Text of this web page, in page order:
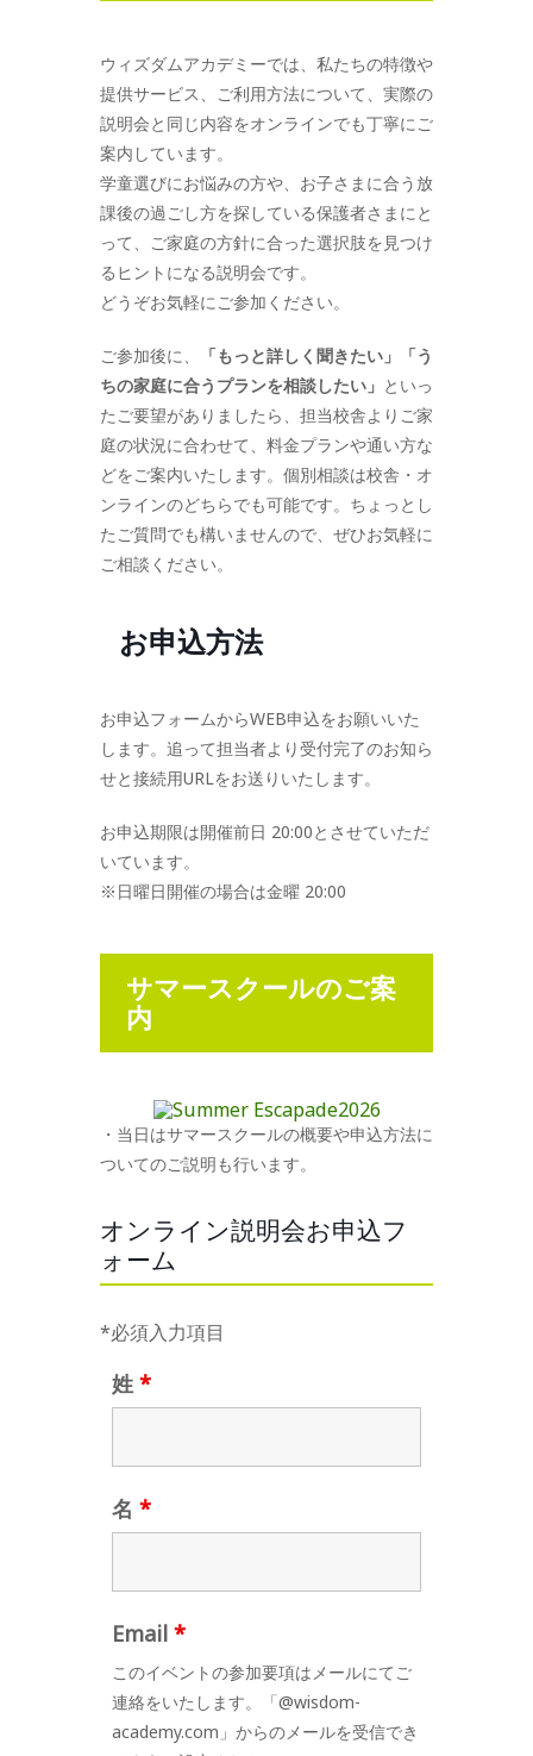
ウィズダムアカデミーでは、私たちの特徴や
提供サービス、ご利用方法について、実際の
説明会と同じ内容をオンラインでも丁寧にご
案内しています。
学童選びにお悩みの方や、お子さまに合う放
課後の過ごし方を探している保護者さまにと
って、ご家庭の方針に合った選択肢を見つけ
るヒントになる説明会です。
どうぞお気軽にご参加ください。
ご参加後に、
「もっと詳しく聞きたい」「う
ちの家庭に合うプランを相談したい」 といっ
たご要望がありましたら、担当校舎よりご家
庭の状況に合わせて、料金プランや通い方な
どをご案内いたします。個別相談は校舎・オ
ンラインのどちらでも可能です。ちょっとし
たご質問でも構いませんので、ぜひお気軽に
ご相談ください。
お申込方法
お申込フォームからWEB申込をお願いいた
します。追って担当者より受付完了のお知ら
せと接続用URLをお送りいたします。
お申込期限は開催前日 20:00とさせていただ
いています。
※日曜日開催の場合は金曜 20:00
サマースクールのご案
内
・当日はサマースクールの概要や申込方法に
ついてのご説明も行います。
オンライン説明会お申込フ
ォーム
*必須入力項目
姓 *
名 *
Email *
このイベントの参加要項はメールにてご
連絡をいたします。「@wisdom-
academy.com」からのメールを受信でき